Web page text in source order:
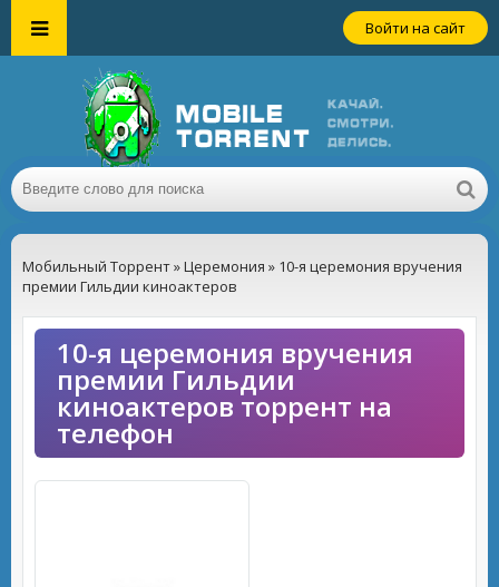
Войти на сайт
Мобильный Торрент»Церемония » 10-я церемония вручения
премии Гильдии киноактеров
10-я церемония вручения
премии Гильдии
киноактеров торрент на
телефон